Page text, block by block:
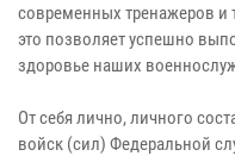
современных тренажеров и
это позволяет успешно
здоровье наших
От себя лично, личного
войск (сил) Федеральной